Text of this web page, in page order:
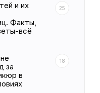
и их
Факты,
всё
25
за
в
18